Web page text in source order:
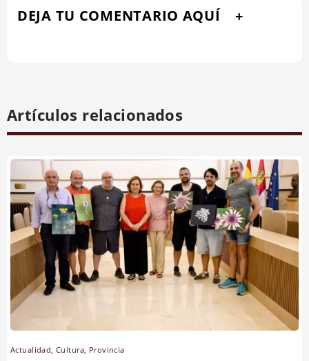
DEJA TU COMENTARIO AQUÍ
Artículos relacionados
Actualidad,Cultura, Provincia